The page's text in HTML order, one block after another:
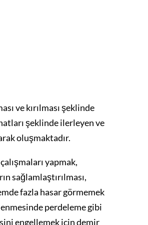
ve kırılması şeklinde
şeklinde ilerleyen ve
oluşmaktadır.
yapmak,
sağlamlaştırılması,
fazla hasar görmemek
perdeleme gibi
engellemek için demir